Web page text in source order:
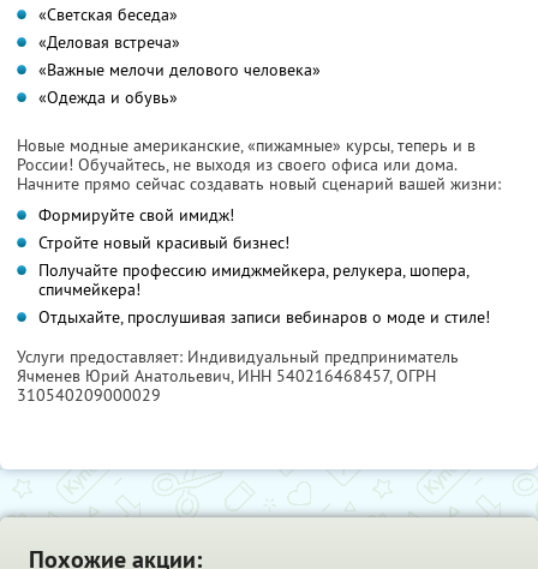
«Светская беседа»
«Деловая встреча»
«Важные мелочи делового человека»
«Одежда и обувь»
Новые модные американские, «пижамные» курсы, теперь и в
России! Обучайтесь, не выходя из своего офиса или дома.
Начните прямо сейчас создавать новый сценарий вашей жизни:
Формируйте свой имидж!
Стройте новый красивый бизнес!
Получайте профессию имиджмейкера, релукера, шопера,
спичмейкера!
Отдыхайте, прослушивая записи вебинаров о моде и стиле!
Услуги предоставляет: Индивидуальный предприниматель
Ячменев Юрий Анатольевич, ИНН 540216468457, ОГРН
310540209000029
Похожие акции: